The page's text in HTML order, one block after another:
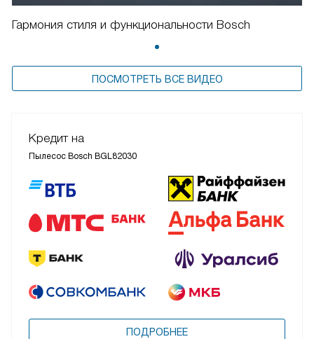
Гармония стиля и функциональности Bosch
ПОСМОТРЕТЬ ВСЕ ВИДЕО
Кредит на
Пылесос Bosch BGL82030
ПОДРОБНЕЕ